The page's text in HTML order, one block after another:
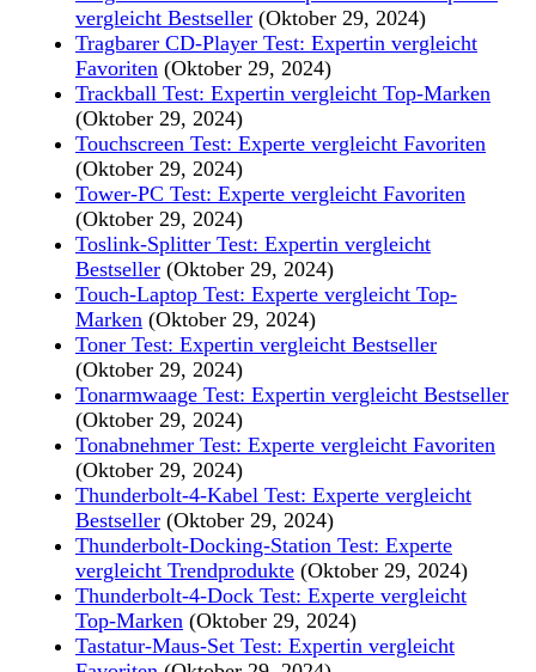
vergleicht Bestseller (Oktober 29, 2024)
Tragbarer CD-Player Test: Expertin vergleicht
Favoriten (Oktober 29, 2024)
Trackball Test: Expertin vergleicht Top-Marken
(Oktober 29, 2024)
Touchscreen Test: Experte vergleicht Favoriten
(Oktober 29, 2024)
Tower-PC Test: Experte vergleicht Favoriten
(Oktober 29, 2024)
Toslink-Splitter Test: Expertin vergleicht
Bestseller (Oktober 29, 2024)
Touch-Laptop Test: Experte vergleicht Top-
Marken (Oktober 29, 2024)
Toner Test: Expertin vergleicht Bestseller
(Oktober 29, 2024)
Tonarmwaage Test: Expertin vergleicht Bestseller
(Oktober 29, 2024)
Tonabnehmer Test: Experte vergleicht Favoriten
(Oktober 29, 2024)
Thunderbolt-4-Kabel Test: Experte vergleicht
Bestseller (Oktober 29, 2024)
Thunderbolt-Docking-Station Test: Experte
vergleicht Trendprodukte (Oktober 29, 2024)
Thunderbolt-4-Dock Test: Experte vergleicht
Top-Marken (Oktober 29, 2024)
Tastatur-Maus-Set Test: Expertin vergleicht